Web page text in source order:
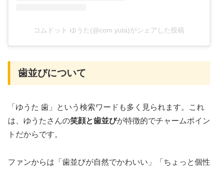
コムドット ゆうた(@com.yuta)がシェアした投稿
歯並びについて
「ゆうた 歯」という検索ワードも多く見られます。これ
は、ゆうたさんの笑顔と歯並びが特徴的でチャームポイン
トだからです。
ファンからは「歯並びが自然でかわいい」「ちょっと個性